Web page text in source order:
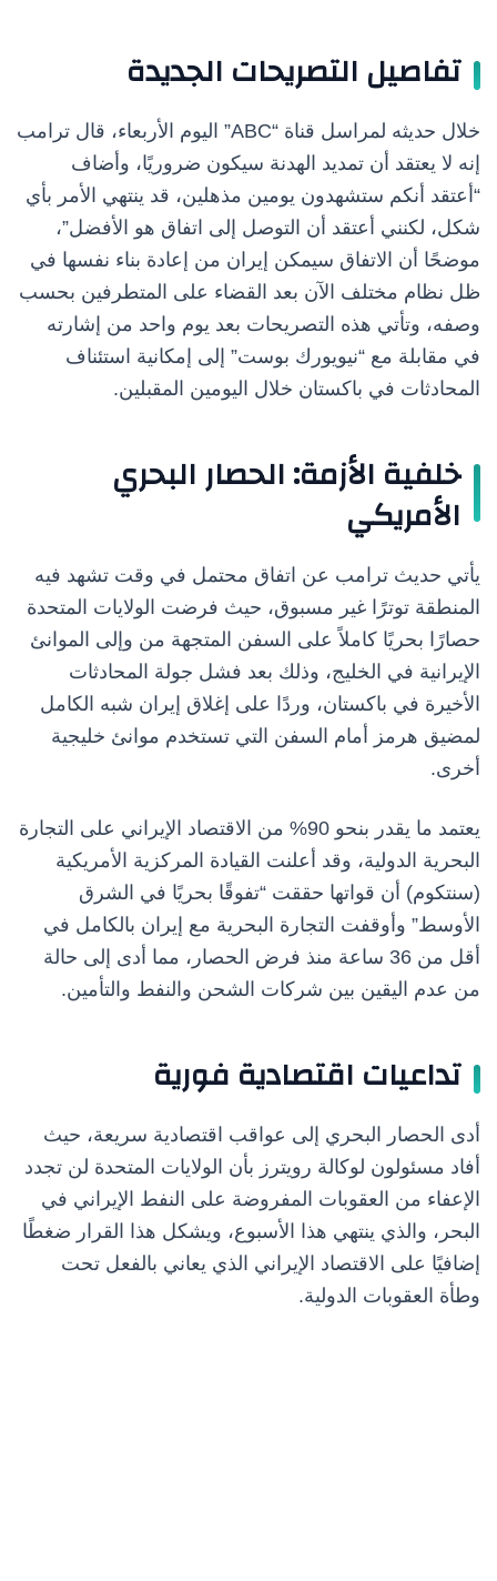
تفاصيل التصريحات الجديدة
خلال حديثه لمراسل قناة “ABC” اليوم الأربعاء، قال ترامب
إنه لا يعتقد أن تمديد الهدنة سيكون ضروريًا، وأضاف
“أعتقد أنكم ستشهدون يومين مذهلين، قد ينتهي الأمر بأي
شكل، لكنني أعتقد أن التوصل إلى اتفاق هو الأفضل”،
موضحًا أن الاتفاق سيمكن إيران من إعادة بناء نفسها في
ظل نظام مختلف الآن بعد القضاء على المتطرفين بحسب
وصفه، وتأتي هذه التصريحات بعد يوم واحد من إشارته
في مقابلة مع “نيويورك بوست” إلى إمكانية استئناف
المحادثات في باكستان خلال اليومين المقبلين.
خلفية الأزمة: الحصار البحري
الأمريكي
يأتي حديث ترامب عن اتفاق محتمل في وقت تشهد فيه
المنطقة توترًا غير مسبوق، حيث فرضت الولايات المتحدة
حصارًا بحريًا كاملاً على السفن المتجهة من وإلى الموانئ
الإيرانية في الخليج، وذلك بعد فشل جولة المحادثات
الأخيرة في باكستان، وردًا على إغلاق إيران شبه الكامل
لمضيق هرمز أمام السفن التي تستخدم موانئ خليجية
أخرى.
يعتمد ما يقدر بنحو 90% من الاقتصاد الإيراني على التجارة
البحرية الدولية، وقد أعلنت القيادة المركزية الأمريكية
(سنتكوم) أن قواتها حققت “تفوقًا بحريًا في الشرق
الأوسط” وأوقفت التجارة البحرية مع إيران بالكامل في
أقل من 36 ساعة منذ فرض الحصار، مما أدى إلى حالة
من عدم اليقين بين شركات الشحن والنفط والتأمين.
تداعيات اقتصادية فورية
أدى الحصار البحري إلى عواقب اقتصادية سريعة، حيث
أفاد مسئولون لوكالة رويترز بأن الولايات المتحدة لن تجدد
الإعفاء من العقوبات المفروضة على النفط الإيراني في
البحر، والذي ينتهي هذا الأسبوع، ويشكل هذا القرار ضغطًا
إضافيًا على الاقتصاد الإيراني الذي يعاني بالفعل تحت
وطأة العقوبات الدولية.